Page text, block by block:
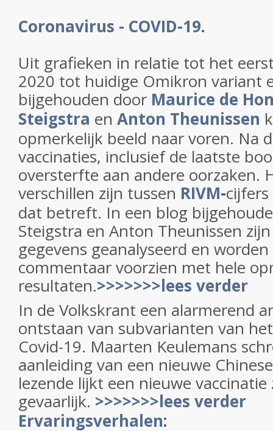
Coronavirus - COVID-19.
Uit grafieken in relatie tot het
2020 tot huidige Omikron variant
bijgehouden door Maurice de
Steigstra en Anton Theunissen
opmerkelijk beeld naar voren. Na
vaccinaties, inclusief de laatste
oversterfte aan andere oorzaken.
verschillen zijn tussen RIVM-
dat betreft. In een blog
Steigstra en Anton Theunissen
gegevens geanalyseerd en
commentaar voorzien met hele
resultaten.>>>>>>>lees verder
In de Volkskrant een alarmerend
ontstaan van subvarianten van
Covid-19. Maarten Keulemans
aanleiding van een nieuwe
lezende lijkt een nieuwe
gevaarlijk. >>>>>>>lees verder
Ervaringsverhalen: